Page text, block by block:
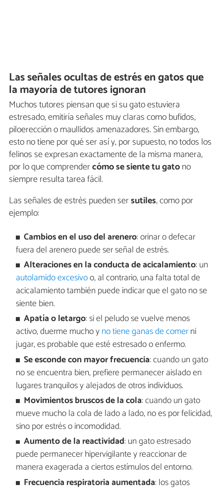
Las señales ocultas de estrés en gatos que
la mayoría de tutores ignoran
Muchos tutores piensan que si su gato estuviera
estresado, emitiría señales muy claras como bufidos,
piloerección o maullidos amenazadores. Sin embargo,
esto no tiene por qué ser así y, por supuesto, no todos los
felinos se expresan exactamente de la misma manera,
por lo que comprendercómo se siente tu gatono
siempre resulta tarea fácil.
Las señales de estrés pueden sersutiles, como por
ejemplo:
Cambios en el uso del arenero: orinar o defecar
fuera del arenero puede ser señal de estrés.
Alteraciones en la conducta de acicalamiento: un
autolamido excesivoo, al contrario, una falta total de
acicalamiento también puede indicar que el gato no se
siente bien.
Apatía o letargo: si el peludo se vuelve menos
activo, duerme mucho yno tiene ganas de comerni
jugar, es probable que esté estresado o enfermo.
Se esconde con mayor frecuencia: cuando un gato
no se encuentra bien, prefiere permanecer aislado en
lugares tranquilos y alejados de otros individuos.
Movimientos bruscos de la cola: cuando un gato
mueve mucho la cola de lado a lado, no es por felicidad,
sino por estrés o incomodidad.
Aumento de la reactividad: un gato estresado
puede permanecer hipervigilante y reaccionar de
manera exagerada a ciertos estímulos del entorno.
Frecuencia respiratoria aumentada: los gatos